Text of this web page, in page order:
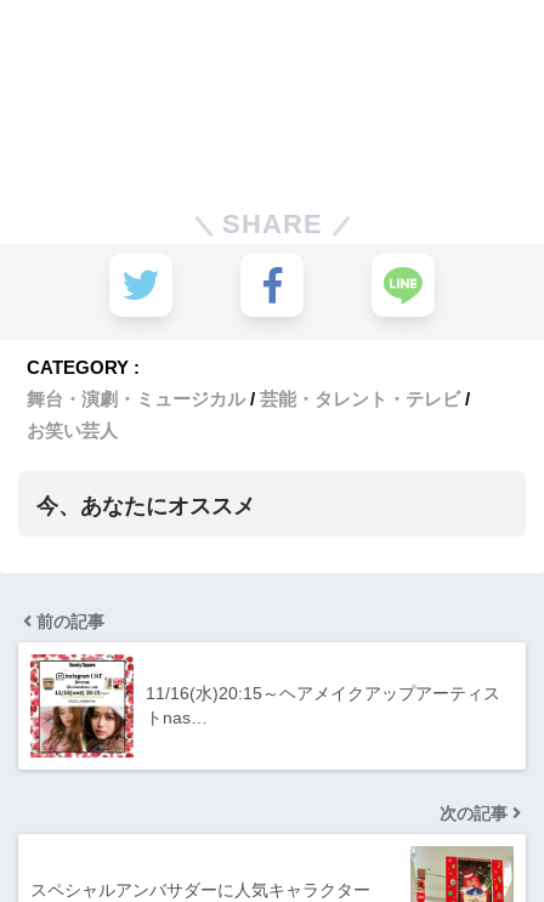
SHARE
CATEGORY :
舞台・演劇・ミュージカル
芸能・タレント・テレビ
お笑い芸人
今、あなたにオススメ
前の記事
11/16(水)20:15～ヘアメイクアップアーティス
トnas…
次の記事
スペシャルアンバサダーに人気キャラクター